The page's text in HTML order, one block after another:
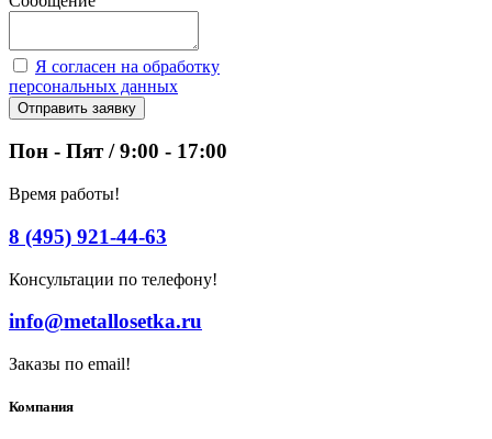
Я согласен на обработку
персональных данных
Отправить заявку
Пон - Пят / 9:00 - 17:00
Время работы!
8 (495) 921-44-63
Консультации по телефону!
info@metallosetka.ru
Заказы по email!
Компания